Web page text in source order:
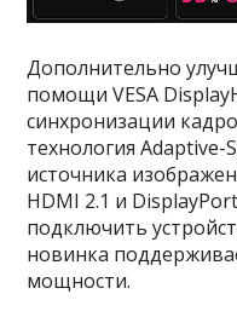
Дополнительно
помощи VESA
синхронизации
технология
источника
HDMI 2.1 и
подключить
новинка
мощности.